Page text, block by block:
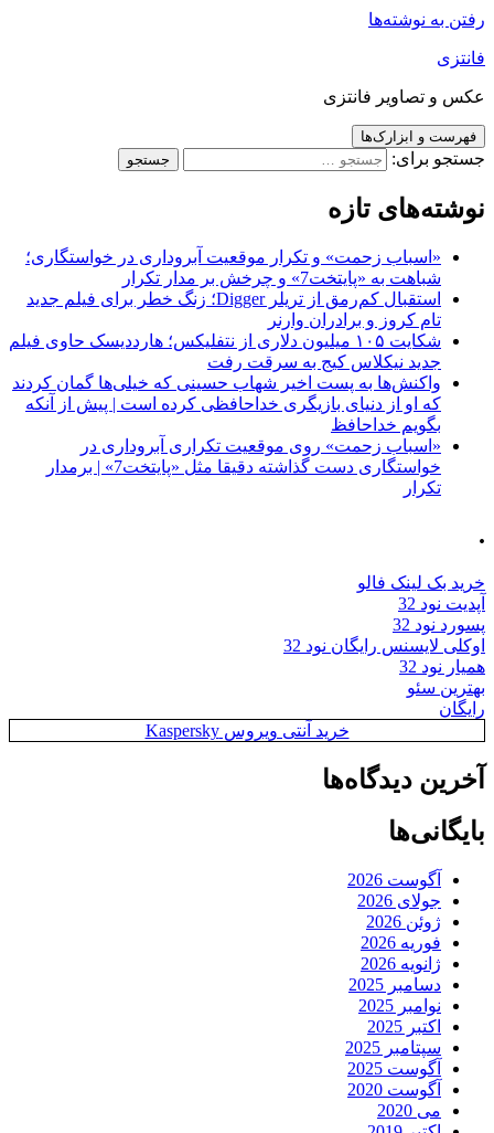
رفتن به نوشته‌ها
فانتزی
عکس و تصاویر فانتزی
فهرست و ابزارک‌ها
جستجو برای:
نوشته‌های تازه
«اسباب زحمت» و تکرار موقعیت آبروداری در خواستگاری؛
شباهت به «پایتخت7» و چرخش بر مدار تکرار
استقبال کم‌رمق از تریلر Digger؛ زنگ خطر برای فیلم جدید
تام کروز و برادران وارنر
شکایت ۱۰۵ میلیون دلاری از نتفلیکس؛ هارددیسک حاوی فیلم
جدید نیکلاس کیج به سرقت رفت
واکنش‌ها به پست اخیر شهاب حسینی که خیلی‌ها گمان کردند
که او از دنیای بازیگری خداحافظی کرده است | پیش از آنکه
بگویم خداحافظ
«اسباب زحمت» روی موقعیت تکراری آبروداری در
خواستگاری دست گذاشته دقیقا مثل «پایتخت7» | برمدار
تکرار
.
خرید بک لینک فالو
آپدیت نود 32
پسورد نود 32
اوکلی لایسنس رایگان نود 32
همیار نود 32
بهترین سئو
رایگان
خرید آنتی ویروس Kaspersky
آخرین دیدگاه‌ها
بایگانی‌ها
آگوست 2026
جولای 2026
ژوئن 2026
فوریه 2026
ژانویه 2026
دسامبر 2025
نوامبر 2025
اکتبر 2025
سپتامبر 2025
آگوست 2025
آگوست 2020
می 2020